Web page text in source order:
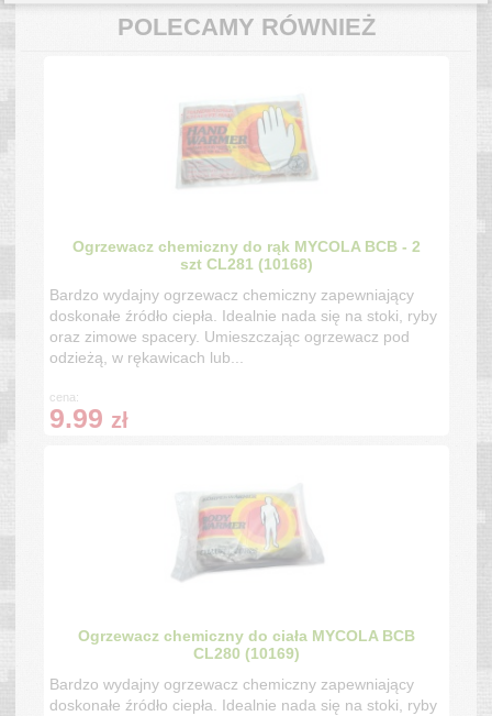
POLECAMY RÓWNIEŻ
Ogrzewacz chemiczny do rąk MYCOLA BCB - 2
szt CL281 (10168)
Bardzo wydajny ogrzewacz chemiczny zapewniający
doskonałe źródło ciepła. Idealnie nada się na stoki, ryby
oraz zimowe spacery. Umieszczając ogrzewacz pod
odzieżą, w rękawicach lub...
cena:
9.99 zł
Ogrzewacz chemiczny do ciała MYCOLA BCB
CL280 (10169)
Bardzo wydajny ogrzewacz chemiczny zapewniający
doskonałe źródło ciepła. Idealnie nada się na stoki, ryby